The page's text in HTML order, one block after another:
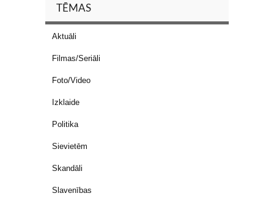
TĒMAS
Aktuāli
Filmas/Seriāli
Foto/Video
Izklaide
Politika
Sievietēm
Skandāli
Slavenības